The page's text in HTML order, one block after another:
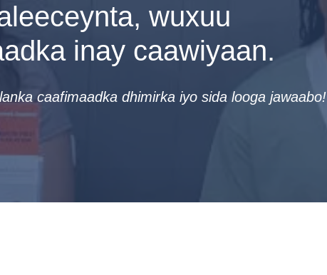
wuxuu
inay caawiyaan.
caafimaadka dhimirka iyo sida looga jawaabo!